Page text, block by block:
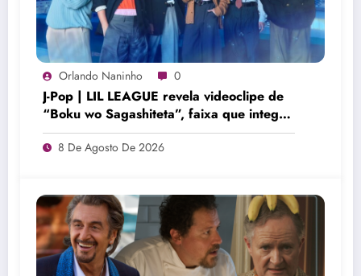
Orlando Naninho 0
J-Pop | LIL LEAGUE revela videoclipe de
“Boku wo Sagashiteta”, faixa que integra
seu 6º single
8 De Agosto De 2026